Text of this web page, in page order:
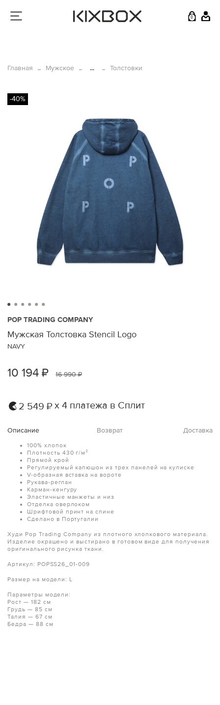
0
Главная Мужское ... Толстовки
-40%
POP TRADING COMPANY
Мужская Толстовка Stencil Logo
NAVY
10 194 ₽ 16 990 ₽
2 549 ₽ х 4 платежа в Сплит
Описание Возврат Доставка
100% хлопок
Плотность 430 г/м²
Прямой крой
Регулируемый капюшон из трех панелей на кулиске
V-образная вставка на вороте
Рукава-реглан
Карман-кенгуру
Эластичные манжеты и низ
Отделка оверлоком
Шрифтовой принт на спине
Сделано в Португалии
Худи Pop Trading Company из плотного хлопкового материала.
Изделие окрашено и выстирано в готовом виде для получения
оригинального рисунка ткани.
Артикул: POPSS26_01-009
Размер на модели: L
Параметры модели:
Рост — 182 см
Грудь — 85 см
Талия — 67 см
Бедра — 88 см